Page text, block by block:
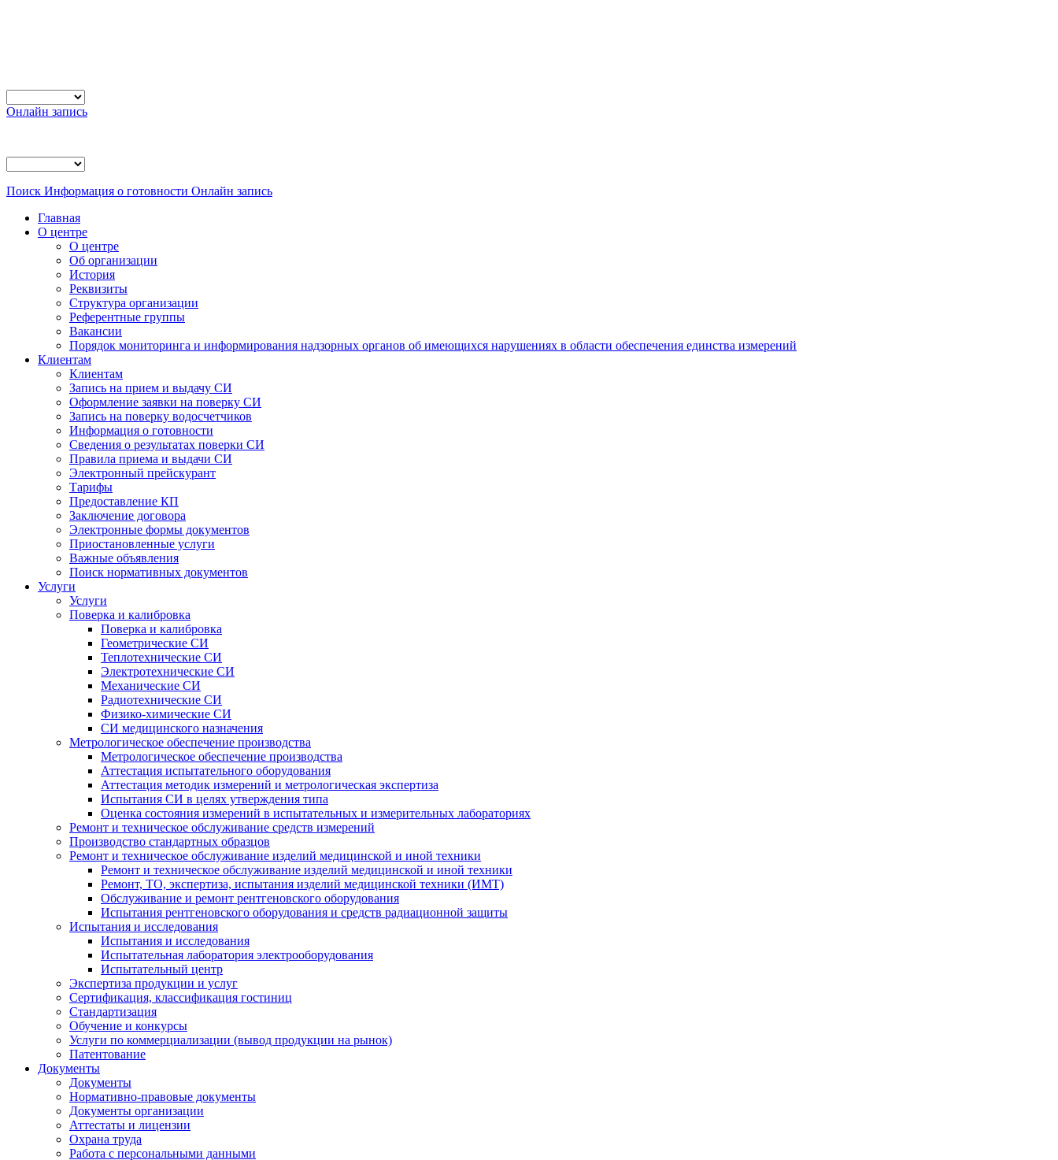
Онлайн запись
Поиск Информация о готовности Онлайн запись
Главная
О центре
О центре
Об организации
История
Реквизиты
Структура организации
Референтные группы
Вакансии
Порядок мониторинга и информирования надзорных органов об имеющихся нарушениях в области обеспечения единства измерений
Клиентам
Клиентам
Запись на прием и выдачу СИ
Оформление заявки на поверку СИ
Запись на поверку водосчетчиков
Информация о готовности
Сведения о результатах поверки СИ
Правила приема и выдачи СИ
Электронный прейскурант
Тарифы
Предоставление КП
Заключение договора
Электронные формы документов
Приостановленные услуги
Важные объявления
Поиск нормативных документов
Услуги
Услуги
Поверка и калибровка
Поверка и калибровка
Геометрические СИ
Теплотехнические СИ
Электротехнические СИ
Механические СИ
Радиотехнические СИ
Физико-химические СИ
СИ медицинского назначения
Метрологическое обеспечение производства
Метрологическое обеспечение производства
Аттестация испытательного оборудования
Аттестация методик измерений и метрологическая экспертиза
Испытания СИ в целях утверждения типа
Оценка состояния измерений в испытательных и измерительных лабораториях
Ремонт и техническое обслуживание средств измерений
Производство стандартных образцов
Ремонт и техническое обслуживание изделий медицинской и иной техники
Ремонт и техническое обслуживание изделий медицинской и иной техники
Ремонт, ТО, экспертиза, испытания изделий медицинской техники (ИМТ)
Обслуживание и ремонт рентгеновского оборудования
Испытания рентгеновского оборудования и средств радиационной защиты
Испытания и исследования
Испытания и исследования
Испытательная лаборатория электрооборудования
Испытательный центр
Экспертиза продукции и услуг
Сертификация, классификация гостиниц
Стандартизация
Обучение и конкурсы
Услуги по коммерциализации (вывод продукции на рынок)
Патентование
Документы
Документы
Нормативно-правовые документы
Документы организации
Аттестаты и лицензии
Охрана труда
Работа с персональными данными